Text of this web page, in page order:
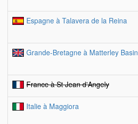
Espagne à Talavera de la Reina
Grande-Bretagne à Matterley Basin
France à St Jean d'Angely
Italie à Maggiora